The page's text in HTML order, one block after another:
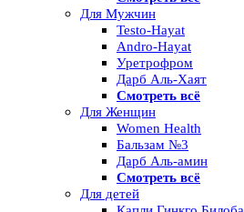
Для Мужчин
Testo-Hayat
Andro-Hayat
Уретрофром
Дарб Аль-Хаят
Смотреть всё
Для Женщин
Women Health
Бальзам №3
Дарб Аль-амин
Смотреть всё
Для детей